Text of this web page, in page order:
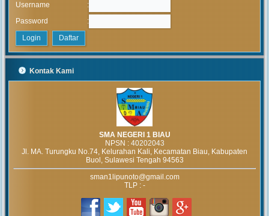
Username
:
Password
:
Kontak Kami
SMA NEGERI 1 BIAU
NPSN : 40202043
Jl. MA. Turungku No.74, Kelurahan Kali, Kecamatan Biau, Kabupaten
Buol, Sulawesi Tengah 94563
sman1lipunoto@gmail.com
TLP : -